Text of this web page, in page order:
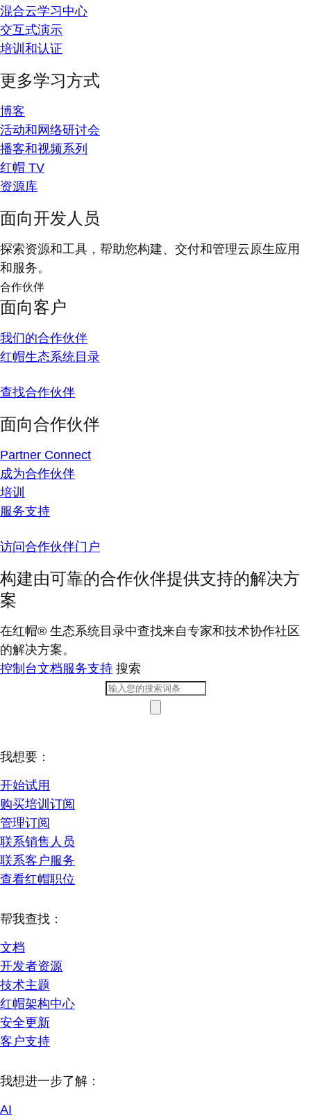
混合云学习中心
交互式演示
培训和认证
更多学习方式
博客
活动和网络研讨会
播客和视频系列
红帽 TV
资源库
面向开发人员
探索资源和工具，帮助您构建、交付和管理云原生应用
和服务。
合作伙伴
面向客户
我们的合作伙伴
红帽生态系统目录
查找合作伙伴
面向合作伙伴
Partner Connect
成为合作伙伴
培训
服务支持
访问合作伙伴门户
构建由可靠的合作伙伴提供支持的解决方
案
在红帽® 生态系统目录中查找来自专家和技术协作社区
的解决方案。
控制台文档服务支持 搜索
我想要：
开始试用
购买培训订阅
管理订阅
联系销售人员
联系客户服务
查看红帽职位
帮我查找：
文档
开发者资源
技术主题
红帽架构中心
安全更新
客户支持
我想进一步了解：
AI